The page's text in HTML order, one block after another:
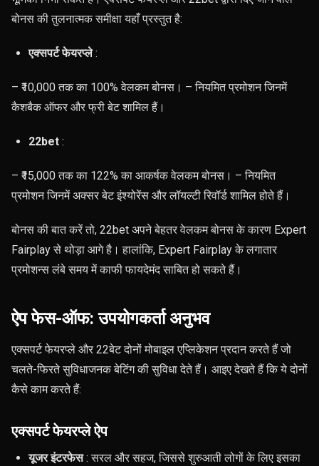
बोनस की तुलनात्मक समीक्षा यहाँ प्रस्तुत है:
एक्सपर्ट फेयरप्ले:
– ₹10,000 तक का 100% वेलकम बोनस। – नियमित प्रमोशन जिनमें
कैशबैक ऑफर और फ्री बेट शामिल हैं।
22bet :
– ₹15,000 तक का 122% का आकर्षक वेलकम बोनस। – नियमित
प्रमोशन जिनमें अक्सर बेट इंश्योरेंस और लॉयल्टी रिवॉर्ड शामिल होते हैं।
बोनस की बात करें तो, 22bet अपने बेहतर वेलकम बोनस के कारण Expert
Fairplay से थोड़ा आगे है। हालांकि, Expert Fairplay के लगातार
प्रमोशन्स लंबे समय में काफी फायदेमंद साबित हो सकते हैं।
ऐप फेस-ऑफ: उपयोगकर्ता अनुभव
एक्सपर्ट फेयरप्ले और 22बेट दोनों मोबाइल एप्लिकेशन प्रदान करते हैं जो
चलते-फिरते सुविधाजनक बेटिंग की सुविधा देते हैं। आइए देखते हैं कि ये दोनों
कैसे काम करते हैं:
एक्सपर्ट फेयरप्ले ऐप
यूजर इंटरफेस: सरल और सहज, जिससे शुरुआती लोगों के लिए इसका